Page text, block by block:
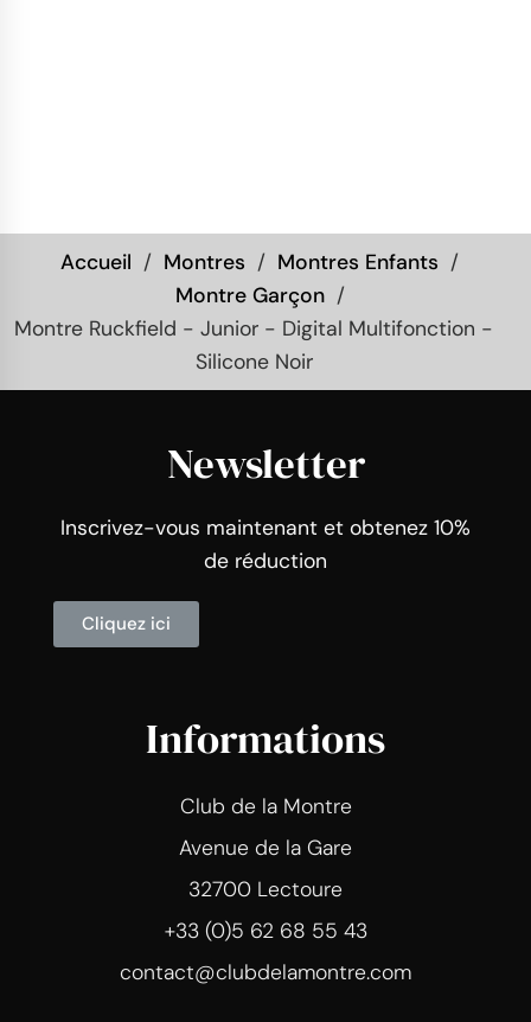
Accueil Montres
Montres Enfants
Montre Garçon
Montre Ruckfield - Junior - Digital Multifonction -
Silicone Noir
Newsletter
Inscrivez-vous maintenant et obtenez 10%
de réduction
Cliquez ici
Informations
Club de la Montre
Avenue de la Gare
32700 Lectoure
+33 (0)5 62 68 55 43
contact@clubdelamontre.com